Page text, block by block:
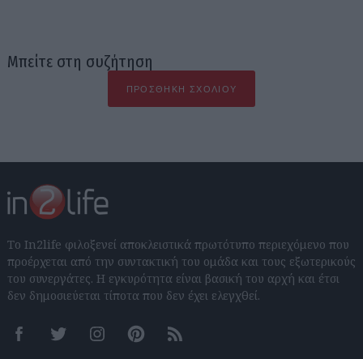
Μπείτε στη συζήτηση
ΠΡΟΣΘΉΚΗ ΣΧΟΛΊΟΥ
Το In2life φιλοξενεί αποκλειστικά πρωτότυπο περιεχόμενο που
προέρχεται από την συντακτική του ομάδα και τους εξωτερικούς
του συνεργάτες. Η εγκυρότητα είναι βασική του αρχή και έτσι
δεν δημοσιεύεται τίποτα που δεν έχει ελεγχθεί.
FacebookTwitter InstagramPinterestRSS feeds